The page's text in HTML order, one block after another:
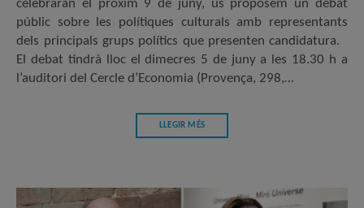
celebraran el pròxim 9 de juny, us proposem un debat
públic sobre les polítiques culturals amb representants
dels principals grups polítics que presenten candidatura.
El debat tindrà lloc el dimecres 5 de juny a les 18.30 h a
l’auditori del Cercle d’Economia (Provença, 298,…
LLEGIR MÉS